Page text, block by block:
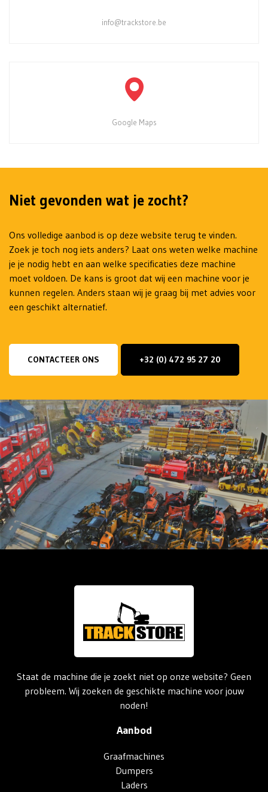
info@trackstore.be
Google Maps
Niet gevonden wat je zocht?
Ons volledige aanbod is op deze website terug te vinden.
Zoek je toch nog iets anders? Laat ons weten welke machine
je je nodig hebt en aan welke specificaties deze machine
moet voldoen. De kans is groot dat wij een machine voor je
kunnen regelen. Anders staan wij je graag bij met advies voor
een geschikt alternatief.
CONTACTEER ONS +32 (0) 472 95 27 20
Staat de machine die je zoekt niet op onze website? Geen
probleem. Wij zoeken de geschikte machine voor jouw
noden!
Aanbod
Graafmachines
Dumpers
Laders